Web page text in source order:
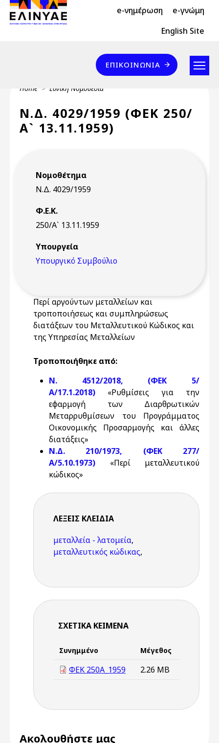
Skip to main content
Header Top 2 e-νημέρωση e-γνώμη
Header Top English Site
Επικοινωνία
ΕΠΙΚΟΙΝΩΝΊΑ
Breadcrumb
Home Εθνική Νομοθεσία
Ν.Δ. 4029/1959 (ΦΕΚ 250/
Α` 13.11.1959)
Νομοθέτημα
Ν.Δ. 4029/1959
Φ.Ε.Κ.
250/Α` 13.11.1959
Υπουργεία
Υπουργικό Συμβούλιο
Περί αργούντων μεταλλείων και
τροποποιήσεως και συμπληρώσεως
διατάξεων του Μεταλλευτικού Κώδικος και
της Υπηρεσίας Μεταλλείων
Τροποποιήθηκε από:
N. 4512/2018, (ΦΕΚ 5/
Α/17.1.2018) «Ρυθμίσεις για την
εφαρμογή των Διαρθρωτικών
Μεταρρυθμίσεων του Προγράμματος
Οικονομικής Προσαρμογής και άλλες
διατάξεις»
Ν.Δ. 210/1973, (ΦΕΚ 277/
Α/5.10.1973) «Περί μεταλλευτικού
κώδικος»
ΛΈΞΕΙΣ KΛΕΙΔΙΆ
μεταλλεία - λατομεία,
μεταλλευτικός κώδικας,
ΣΧΕΤΙΚΆ ΚΕΊΜΕΝΑ
Συνημμένο Μέγεθος
ΦΕΚ 250Α_1959 2.26 MB
Ακολουθήστε μας